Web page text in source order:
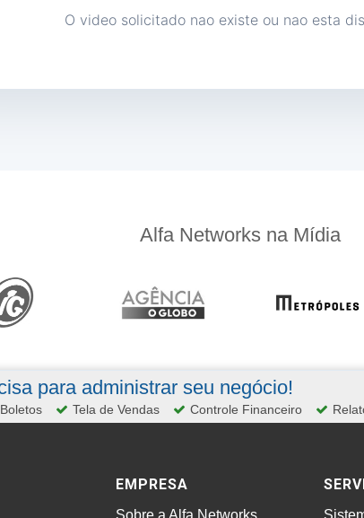
O video solicitado nao existe ou nao esta
Alfa Networks na Mídia
para administrar seu negócio!
Tela de Vendas Controle Financeiro
EMPRESA